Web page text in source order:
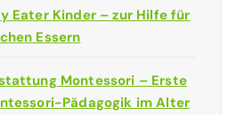
Eater Kinder – zur Hilfe für
Essern
Montessori – Erste
Pädagogik im Alter